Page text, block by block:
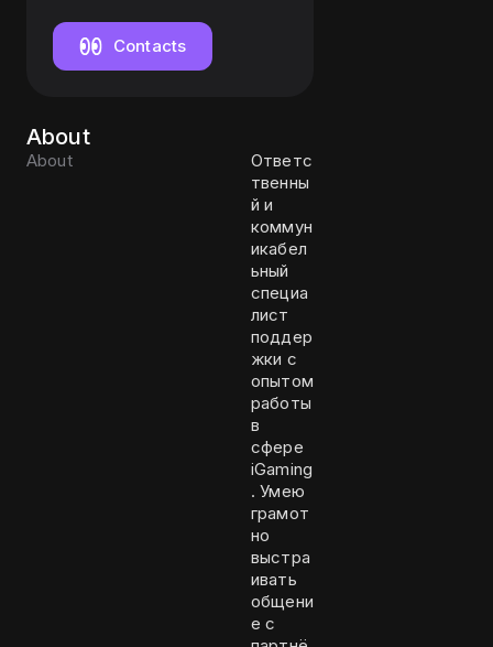
Contacts
About
About
Ответс
твенны
й и
коммун
икабел
ьный
специа
лист
поддер
жки с
опытом
работы
в
сфере
iGaming
. Умею
грамот
но
выстра
ивать
общени
е с